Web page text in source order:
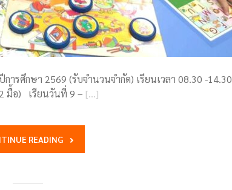
รศึกษา 2569 (รับจำนวนจำกัด) เรียนเวลา 08.30 -14.30
มื้อ) เรียนวันที่ 9 – […]
READING